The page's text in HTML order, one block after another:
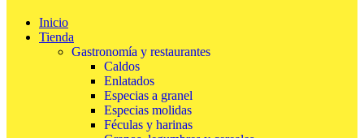
Inicio
Tienda
Gastronomía y restaurantes
Caldos
Enlatados
Especias a granel
Especias molidas
Féculas y harinas